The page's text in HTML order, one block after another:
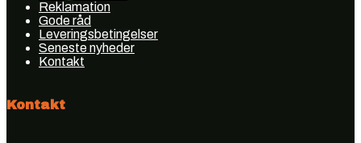
Reklamation
Gode råd
Leveringsbetingelser
Seneste nyheder
Kontakt
Kontakt